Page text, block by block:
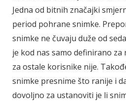
Jedna od bitnih značajki
period pohrane snimke.
snimke ne čuvaju duže od
je kod nas samo definirano za
za ostale korisnike nije.
snimke presnime što ranije i
dovoljno za ustanoviti je li